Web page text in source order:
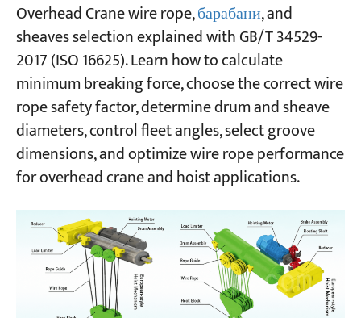
Блоги
Новини
Програми
Про нас
Зв'яжіться з нами
температура для дротяного каната
4. Вибір барабана та шківа мостового крана
4.1 Тип барабана та напрямок намотування
4.2 Радіус канавки та матеріал шківа
4.3 Мінімальний діаметр барабана та шківа
5. Спеціальні умови експлуатації
Overhead Crane wire rope,барабани, and
sheaves selection explained with GB/T 34529-
2017 (ISO 16625). Learn how to calculate
minimum breaking force, choose the correct wire
rope safety factor, determine drum and sheave
diameters, control fleet angles, select groove
dimensions, and optimize wire rope performance
for overhead crane and hoist applications.